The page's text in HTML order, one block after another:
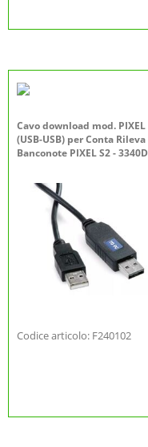
Cavo download mod. PIXEL
(USB-USB) per Conta Rileva
Banconote PIXEL S2 - 3340D
Codice articolo: F240102